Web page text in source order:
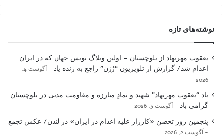
نوشته‌های تازه
یعقوب مهرنهاد از بلوچستان – اولین وبلاگ نویس جهان که در ایران
اعدام شد/ گزارش از تلویزیون “رُژن” راجع به زنده یاد
آگوست 4,
2026
یاد “یعقوب مهرنهاد” شهید و نمادِ مبارزه و مقاومت مدنی در بلوچستان
گرامی باد
آگوست 3, 2026
پنجمین روز تحصن «کارزار علیه اعدام در ایران» در لندن/ عکس تجمع
آگوست 2, 2026